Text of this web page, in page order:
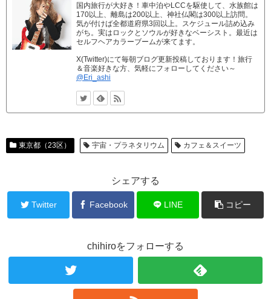
国内旅行が大好き！車中泊やLCCを駆使して、水族館は
170以上、離島は200以上、神社仏閣は300以上訪問。
気が付けば全都道府県3回以上。スケジュール詰め込み
がち。実はロックとソウルが好きなベーシスト。最近は
セルフヘアカラーブームが来てます。
X(Twitter)にて毎朝ブログ更新投稿しております！旅行
＆音楽好きな方、気軽にフォローしてください～
@Eri_ashi
東京都（23区） 宇宙・プラネタリウム カフェ＆スイーツ
シェアする
Twitter Facebook LINE コピー
chihiroをフォローする